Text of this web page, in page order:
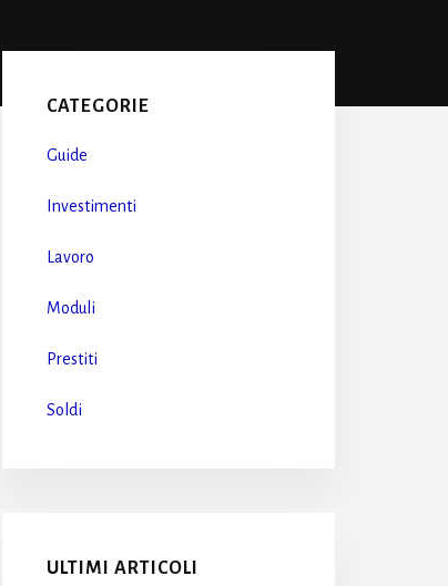
Sidebar
CATEGORIE
Guide
Investimenti
Lavoro
Moduli
Prestiti
Soldi
ULTIMI ARTICOLI